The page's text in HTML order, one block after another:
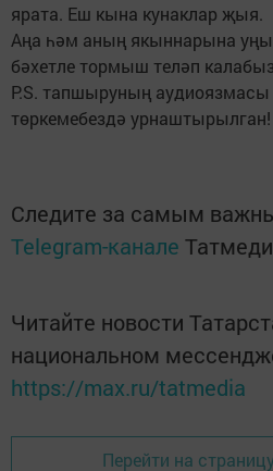
ярата. Еш кына кунаклар җыя.
Аңа һәм аның якыннарына
бәхетле тормыш теләп
P.S. тапшыруның
төркемебездә урнаштырылган!
Следите за самым
Telegram-канале
Читайте новости
национальном
https://max.ru/tatmedia
Перейти на